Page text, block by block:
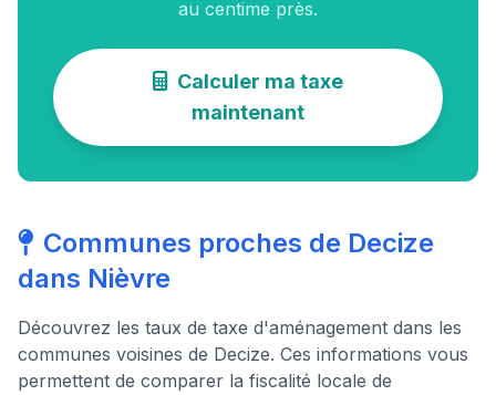
au centime près.
Calculer ma taxe
maintenant
Communes proches de Decize
dans Nièvre
Découvrez les taux de taxe d'aménagement dans les
communes voisines de Decize. Ces informations vous
permettent de comparer la fiscalité locale de